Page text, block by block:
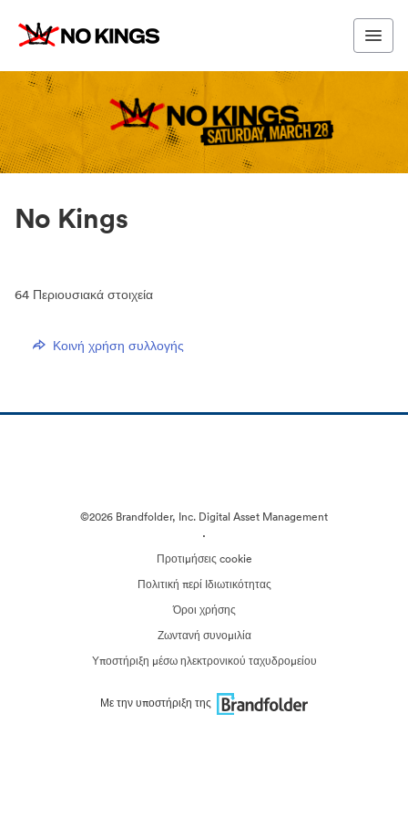
No Kings
64 Περιουσιακά στοιχεία
Κοινή χρήση συλλογής
©2026 Brandfolder, Inc. Digital Asset Management
·
Προτιμήσεις cookie
Πολιτική περί Ιδιωτικότητας
Όροι χρήσης
Ζωντανή συνομιλία
Υποστήριξη μέσω ηλεκτρονικού ταχυδρομείου
Με την υποστήριξη της